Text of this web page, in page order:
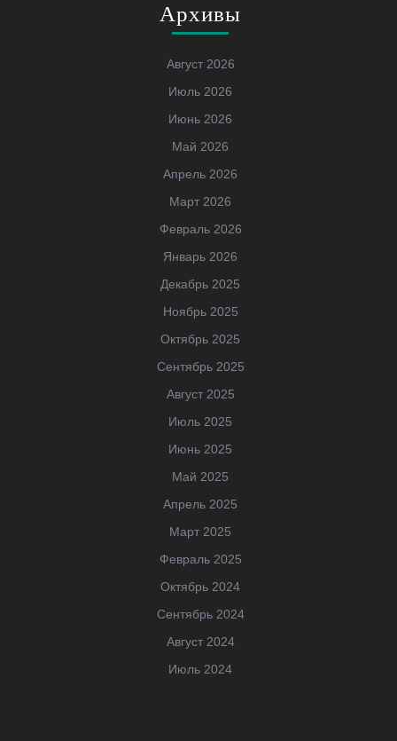
Архивы
Август 2026
Июль 2026
Июнь 2026
Май 2026
Апрель 2026
Март 2026
Февраль 2026
Январь 2026
Декабрь 2025
Ноябрь 2025
Октябрь 2025
Сентябрь 2025
Август 2025
Июль 2025
Июнь 2025
Май 2025
Апрель 2025
Март 2025
Февраль 2025
Октябрь 2024
Сентябрь 2024
Август 2024
Июль 2024